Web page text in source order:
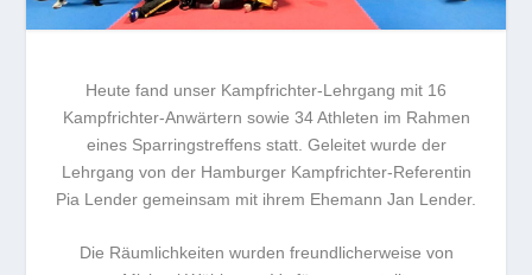
Heute fand unser Kampfrichter-Lehrgang mit 16
Kampfrichter-Anwärtern sowie 34 Athleten im Rahmen
eines Sparringstreffens statt. Geleitet wurde der
Lehrgang von der Hamburger Kampfrichter-Referentin
Pia Lender gemeinsam mit ihrem Ehemann Jan Lender.
Die Räumlichkeiten wurden freundlicherweise von